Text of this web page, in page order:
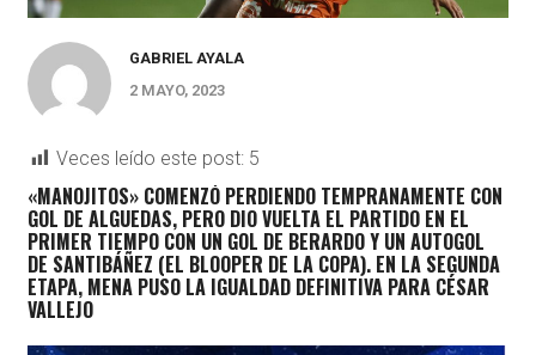
GABRIEL AYALA
2 MAYO, 2023
Veces leído este post: 5
«MANOJITOS» COMENZÓ PERDIENDO TEMPRANAMENTE CON
GOL DE ALGUEDAS, PERO DIO VUELTA EL PARTIDO EN EL
PRIMER TIEMPO CON UN GOL DE BERARDO Y UN AUTOGOL
DE SANTIBÁÑEZ (EL BLOOPER DE LA COPA). EN LA SEGUNDA
ETAPA, MENA PUSO LA IGUALDAD DEFINITIVA PARA CÉSAR
VALLEJO